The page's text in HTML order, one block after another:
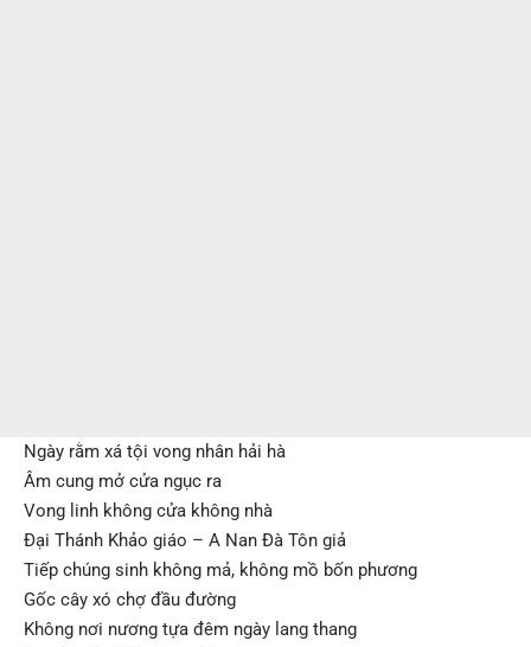
Ngày rằm xá tội vong nhân hải hà
Âm cung mở cửa ngục ra
Vong linh không cửa không nhà
Đại Thánh Khảo giáo – A Nan Đà Tôn giả
Tiếp chúng sinh không mả, không mồ bốn phương
Gốc cây xó chợ đầu đường
Không nơi nương tựa đêm ngày lang thang